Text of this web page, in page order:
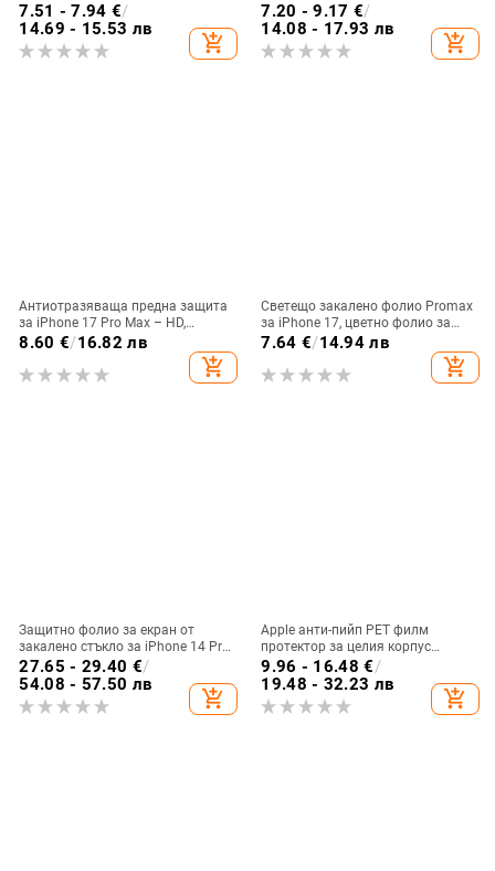
iPhone 14 Pro Max – HD,
антиотпечатък, антишпионски,
пълен екран
7.51 - 7.94 €/
14.69 - 15.53 лв
add_shopping_cart
X200 Pro Mini
7.20 - 9.17 €/
14.08 - 17.93 лв
add_shopping_cart
Антиотразяваща предна защита
за iPhone 17 Pro Max – HD,
устойчива на надраскване и
8.60 €/16.82 лв
add_shopping_cart
Светещо закалено фолио Promax
за iPhone 17, цветно фолио за
iPhone 16, Airbag Edge и iPhone
15, флуоресцентно защитно
фолио за цял екран и iPhone 13.
7.64 €/14.94 лв
add_shopping_cart
Защитно фолио за екран от
закалено стъкло за iPhone 14 Pro
Max – Anti-Fingerprint, Anti-Peep,
Dust-Proof, Anti-Static
27.65 - 29.40 €/
54.08 - 57.50 лв
add_shopping_cart
Apple анти-пийп PET филм
протектор за целия корпус
(пълен екран)
9.96 - 16.48 €/
19.48 - 32.23 лв
add_shopping_cart